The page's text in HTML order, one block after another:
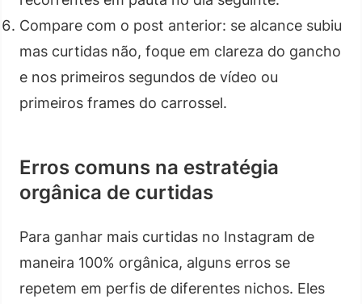
Compare com o post anterior: se alcance subiu
mas curtidas não, foque em clareza do gancho
e nos primeiros segundos de vídeo ou
primeiros frames do carrossel.
Erros comuns na estratégia
orgânica de curtidas
Para ganhar mais curtidas no Instagram de
maneira 100% orgânica, alguns erros se
repetem em perfis de diferentes nichos. Eles